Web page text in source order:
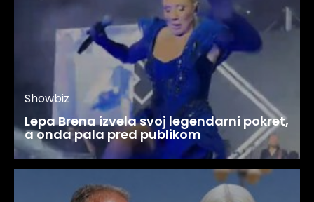
Showbiz
Lepa Brena izvela svoj legendarni pokret,
a onda pala pred publikom